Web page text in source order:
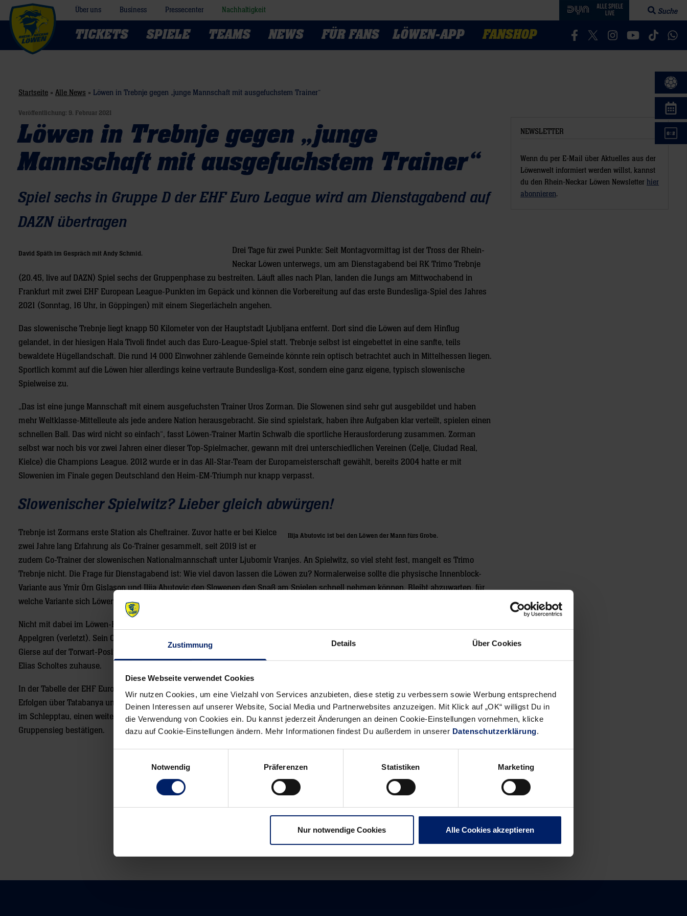
Zustimmung Details Über Cookies
Diese Webseite verwendet Cookies
Wir nutzen Cookies, um eine Vielzahl von Services anzubieten, diese stetig zu verbessern sowie Werbung entsprechend
Deinen Interessen auf unserer Website, Social Media und Partnerwebsites anzuzeigen. Mit Klick auf „OK“ willigst Du in
die Verwendung von Cookies ein. Du kannst jederzeit Änderungen an deinen Cookie-Einstellungen vornehmen, klicke
dazu auf Cookie-Einstellungen ändern. Mehr Informationen findest Du außerdem in unserer Datenschutzerklärung.
Notwendig
Präferenzen Statistiken Marketing
Nur notwendige Cookies Alle Cookies akzeptieren
Über uns Business Pressecenter Nachhaltigkeit
Suchfeld
Suche
TICKETS SPIELE TEAMS NEWS FÜR FANS LÖWEN-APP FANSHOP Besucht uns auf Facebook
Besucht uns auf Twitter
Besucht uns auf
Besucht uns
Besucht
Startseite » Alle News » Löwen in Trebnje gegen „junge Mannschaft mit ausgefuchstem Trainer“
Veröffentlichung: 9. Februar 2021
Löwen in Trebnje gegen „junge
Mannschaft mit ausgefuchstem Trainer“
Spiel sechs in Gruppe D der EHF Euro League wird am Dienstagabend auf
DAZN übertragen
David Späth im Gespräch mit Andy Schmid.
Drei Tage für zwei Punkte: Seit Montagvormittag ist der Tross der Rhein-
Neckar Löwen unterwegs, um am Dienstagabend bei RK Trimo Trebnje
(20.45, live auf DAZN) Spiel sechs der Gruppenphase zu bestreiten. Läuft alles nach Plan, landen die Jungs am Mittwochabend in
Frankfurt mit zwei EHF European League-Punkten im Gepäck und können die Vorbereitung auf das erste Bundesliga-Spiel des Jahres
2021 (Sonntag, 16 Uhr, in Göppingen) mit einem Siegerlächeln angehen.
Das slowenische Trebnje liegt knapp 50 Kilometer von der Hauptstadt Ljubljana entfernt. Dort sind die Löwen auf dem Hinflug
gelandet, in der hiesigen Hala Tivoli findet auch das Euro-League-Spiel statt. Trebnje selbst ist eingebettet in eine sanfte, teils
bewaldete Hügellandschaft. Die rund 14 000 Einwohner zählende Gemeinde könnte rein optisch betrachtet auch in Mittelhessen liegen.
Sportlich kommt auf die Löwen hier allerdings keine vertraute Bundesliga-Kost, sondern eine ganz eigene, typisch slowenische
Spielweise zu.
„Das ist eine junge Mannschaft mit einem ausgefuchsten Trainer Uros Zorman. Die Slowenen sind sehr gut ausgebildet und haben
mehr Weltklasse-Mittelleute als jede andere Nation herausgebracht. Sie sind spielstark, haben ihre Aufgaben klar verteilt, spielen einen
schnellen Ball. Das wird nicht so einfach“, fasst Löwen-Trainer Martin Schwalb die sportliche Herausforderung zusammen. Zorman
selbst war noch bis vor zwei Jahren einer dieser Top-Spielmacher, gewann mit drei unterschiedlichen Vereinen (Celje, Ciudad Real,
Kielce) die Champions League. 2012 wurde er in das All-Star-Team der Europameisterschaft gewählt, bereits 2004 hatte er mit
Slowenien im Finale gegen Deutschland den Heim-EM-Triumph nur knapp verpasst.
Slowenischer Spielwitz? Lieber gleich abwürgen!
Ilija Abutovic ist bei den Löwen der Mann fürs Grobe.
Trebnje ist Zormans erste Station als Cheftrainer. Zuvor hatte er bei Kielce
zwei Jahre lang Erfahrung als Co-Trainer gesammelt, seit 2019 ist er
zudem Co-Trainer der slowenischen Nationalmannschaft unter Ljubomir Vranjes. An Spielwitz, so viel steht fest, mangelt es Trimo
Trebnje nicht. Die Frage für Dienstagabend ist: Wie viel davon lassen die Löwen zu? Normalerweise sollte die physische Innenblock-
Variante aus Ymir Örn Gislason und Ilija Abutovic den Slowenen den Spaß am Spielen schnell nehmen können. Bleibt abzuwarten, für
welche Variante sich Löwen-Coach Schwalb entscheidet, da auch Jesper Nielsen und Mait Patrail fürs Abwehrzentrum infrage kommen.
Nicht mit dabei im Löwen-Kader sind Romain Lagarde, Andreas Palicka (Belastungssteuerung), Jerry Tollbring (krank) und Mikael
Appelgren (verletzt). Sein Comeback wird Nikolas Katsigiannis feiern, der seine Wadenverletzung soweit überwunden hat und Niklas
Gierse auf der Torwart-Position neben David Späth ablöst. Auch Albin Lagergren wird sich auf dem Feld zurückmelden. Für ihn bleibt
Elias Scholtes zuhause.
In der Tabelle der EHF European League, Gruppe D, steht Trebnje nach 2 Siegen und 1 Niederlage als aktuell 3. gut da, kann nach den
Erfolgen über Tatabanya und Bitola recht unbeschwert in den Vergleich mit den Löwen gehen. Die wiederum wollen, mit 9:1 Punkten
im Schlepptau, einen weiteren Sieg obendrauf packen und damit nicht nur den Kurs Achtelfinale, sondern auch den Richtung
Gruppensieg bestätigen.
NEWSLETTER
Wenn du per E-Mail über Aktuelles aus der
Löwenwelt informiert werden willst, kannst
du den Rhein-Neckar Löwen Newsletter hier
abonnieren.
previous
News:
verlängert
newst
News: